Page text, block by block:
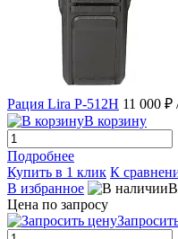
Рация Lira P-512H 11 000 ₽
В корзину
Подробнее
Купить в 1 клик К
В избранное
Цена по запросу